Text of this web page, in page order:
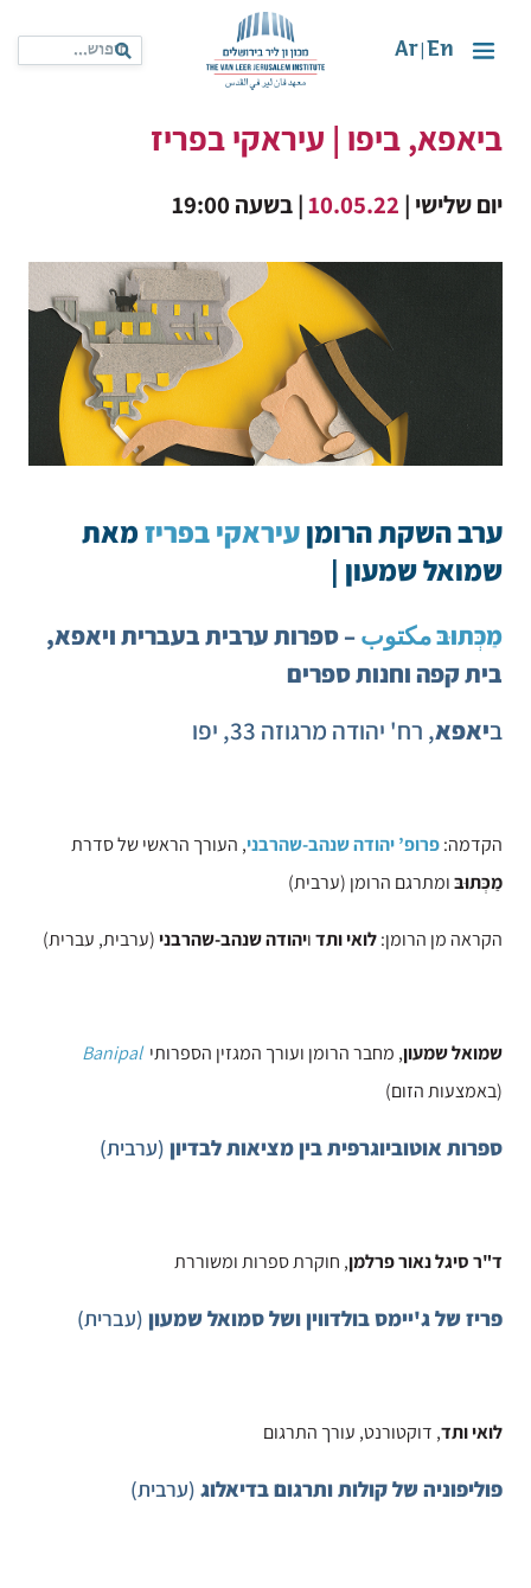
En
Ar
ביאפא, ביפו | עיראקי בפריז
יום שלישי | 10.05.22| בשעה 19:00
ערב השקת הרומןעיראקי בפריזמאת
שמואל שמעון |
מַכְּתוּבּ مكتوب– ספרות ערבית בעברית ויאפא,
בית קפה וחנות ספרים
ביאפא, רח' יהודה מרגוזה 33, יפו
הקדמה:פרופ’יהודהשנהב-שהרבני, העורך הראשי של סדרת
מַכְּתוּבּומתרגם הרומן (ערבית)
הקראה מן הרומן:לואי ותדויהודה שנהב-שהרבני(ערבית, עברית)
שמואלשמעון, מחבר הרומן ועורך המגזין הספרותיBanipal
(באמצעות הזום)
ספרות אוטוביוגרפיתביןמציאותלבדיון (ערבית)
ד"רסיגלנאורפרלמן, חוקרת ספרות ומשוררת
פריז של ג'יימס בולדווין ושל סמואל שמעון (עברית)
לואיותד, דוקטורנט, עורך התרגום
פוליפוניה של קולות ותרגום בדיאלוג (ערבית)